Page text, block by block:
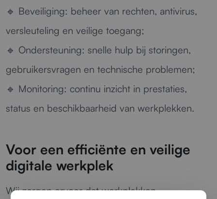
🔹 Beveiliging: beheer van rechten, antivirus,
versleuteling en veilige toegang;
🔹 Ondersteuning: snelle hulp bij storingen,
gebruikersvragen en technische problemen;
🔹 Monitoring: continu inzicht in prestaties,
status en beschikbaarheid van werkplekken.
Voor een efficiënte en veilige
digitale werkplek
Wij zorgen ervoor dat werkplekken